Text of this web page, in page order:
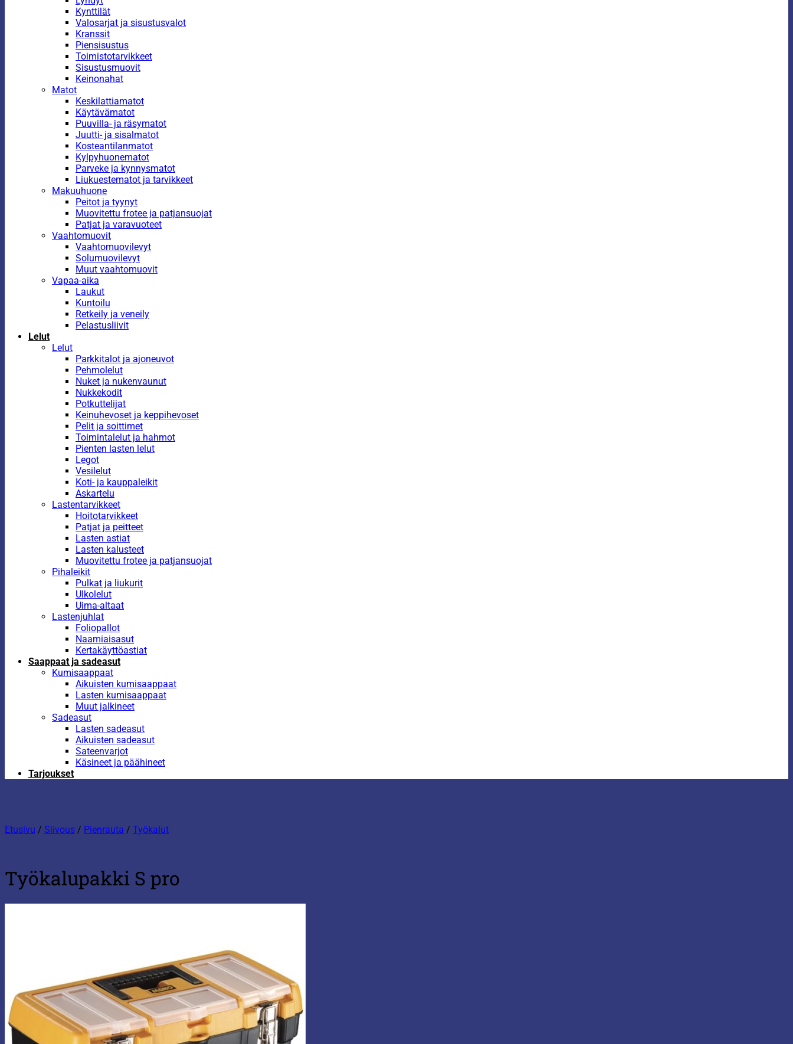
Kynttilät
Valosarjat ja sisustusvalot
Kranssit
Piensisustus
Toimistotarvikkeet
Sisustusmuovit
Keinonahat
Matot
Keskilattiamatot
Käytävämatot
Puuvilla- ja räsymatot
Juutti- ja sisalmatot
Kosteantilanmatot
Kylpyhuonematot
Parveke ja kynnysmatot
Liukuestematot ja tarvikkeet
Makuuhuone
Peitot ja tyynyt
Muovitettu frotee ja patjansuojat
Patjat ja varavuoteet
Vaahtomuovit
Vaahtomuovilevyt
Solumuovilevyt
Muut vaahtomuovit
Vapaa-aika
Laukut
Kuntoilu
Retkeily ja veneily
Pelastusliivit
Lelut
Lelut
Parkkitalot ja ajoneuvot
Pehmolelut
Nuket ja nukenvaunut
Nukkekodit
Potkuttelijat
Keinuhevoset ja keppihevoset
Pelit ja soittimet
Toimintalelut ja hahmot
Pienten lasten lelut
Legot
Vesilelut
Koti- ja kauppaleikit
Askartelu
Lastentarvikkeet
Hoitotarvikkeet
Patjat ja peitteet
Lasten astiat
Lasten kalusteet
Muovitettu frotee ja patjansuojat
Pihaleikit
Pulkat ja liukurit
Ulkolelut
Uima-altaat
Lastenjuhlat
Foliopallot
Naamiaisasut
Kertakäyttöastiat
Saappaat ja sadeasut
Kumisaappaat
Aikuisten kumisaappaat
Lasten kumisaappaat
Muut jalkineet
Sadeasut
Lasten sadeasut
Aikuisten sadeasut
Sateenvarjot
Käsineet ja päähineet
Tarjoukset
Etusivu / Siivous / Pienrauta / Työkalut
Työkalupakki S pro